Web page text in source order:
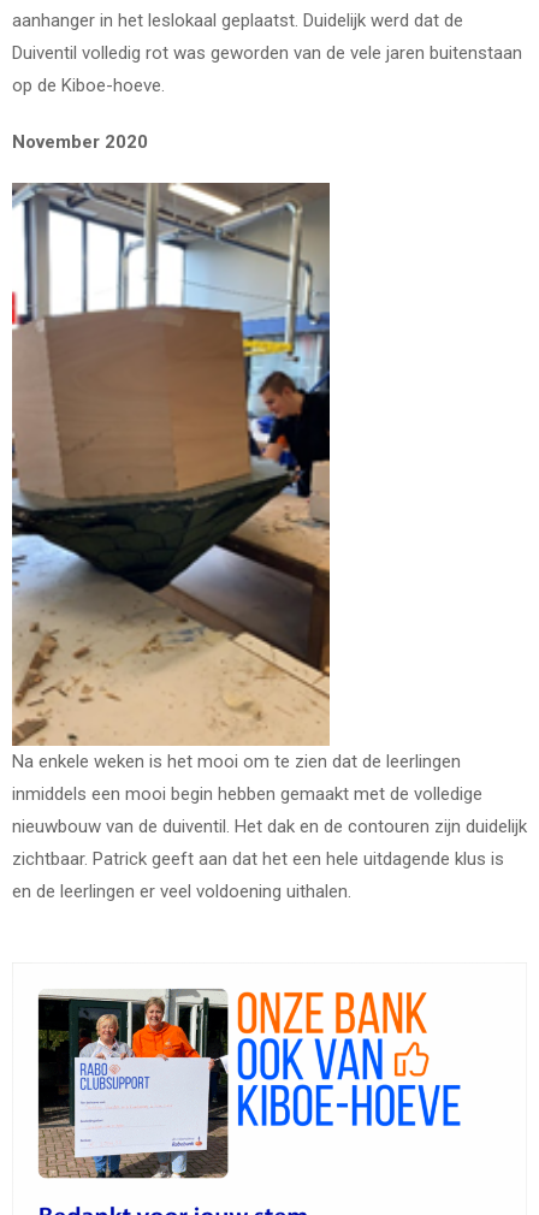
aanhanger in het leslokaal geplaatst. Duidelijk werd dat de
Duiventil volledig rot was geworden van de vele jaren buitenstaan
op de Kiboe-hoeve.
November 2020
Na enkele weken is het mooi om te zien dat de leerlingen
inmiddels een mooi begin hebben gemaakt met de volledige
nieuwbouw van de duiventil. Het dak en de contouren zijn duidelijk
zichtbaar. Patrick geeft aan dat het een hele uitdagende klus is
en de leerlingen er veel voldoening uithalen.